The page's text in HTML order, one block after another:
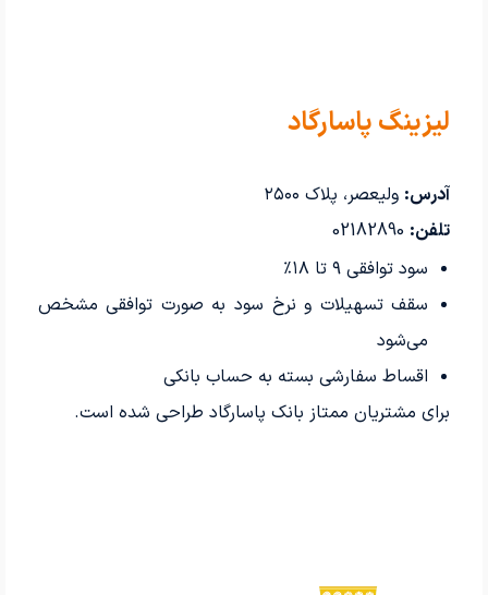
لیزینگ پاسارگاد
آدرس: ولیعصر، پلاک ۲۵۰۰
تلفن:
سود توافقی ۹ تا ۱۸٪
سقف تسهیلات و نرخ سود به صورت توافقی مشخص
می‌شود
اقساط سفارشی بسته به حساب بانکی
برای مشتریان ممتاز بانک پاسارگاد طراحی شده است.